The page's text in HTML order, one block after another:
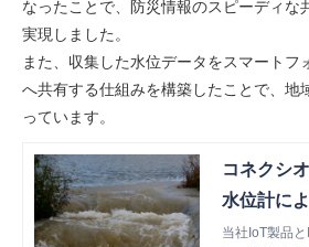
なったことで、防災情報のスピーディな
実現しました。
また、収集した水位データをスマートフ
へ共有する仕組みを構築したことで、地
っています。
コネクシ
水位計に
式会社
当社IoT製品